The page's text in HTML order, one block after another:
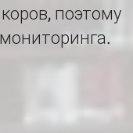
поэтому